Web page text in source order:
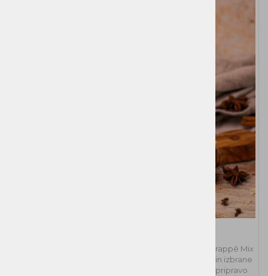
Odkrij zamrznjeni frappé z orientalskim pridihom – Frappé Mix
Ovseni chai twist združuje jabolko, ovsene kosmiče in izbrane
začimbe za kremasti, aromatični užitek. Popoln za pripravo